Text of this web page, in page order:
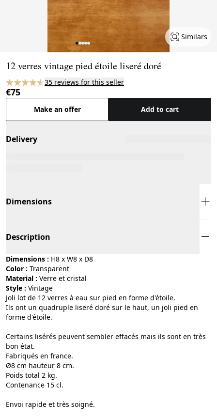
Similars
12 verres vintage pied étoile liseré doré
35 reviews for this seller
€75
Make an offer Add to cart
Delivery
Dimensions
Description
Dimensions : H8 x W8 x D8
Color :
transparent
Material :
verre et cristal
Style :
vintage
Joli lot de 12 verres à eau sur pied en forme d'étoile.
Ils ont un quadruple liseré doré sur le haut, un joli pied en
forme d'étoile.
Certains lisérés peuvent sembler effacés mais ils sont en très
bon état.
Fabriqués en france.
Ø8 cm hauteur 8 cm.
Poids total 2 kg.
Contenance 15 cl.
Envoi rapide et très soigné.